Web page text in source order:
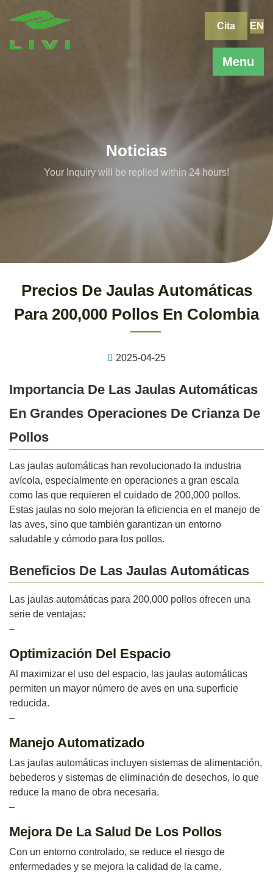
Menu
Cita EN
Noticias
Your Inquiry will be replied within 24 hours!
Precios De Jaulas Automáticas
Para 200,000 Pollos En Colombia
2025-04-25
Importancia De Las Jaulas Automáticas
En Grandes Operaciones De Crianza De
Pollos
Las jaulas automáticas han revolucionado la industria
avícola, especialmente en operaciones a gran escala
como las que requieren el cuidado de 200,000 pollos.
Estas jaulas no solo mejoran la eficiencia en el manejo de
las aves, sino que también garantizan un entorno
saludable y cómodo para los pollos.
Beneficios De Las Jaulas Automáticas
Las jaulas automáticas para 200,000 pollos ofrecen una
serie de ventajas:
–
Optimización Del Espacio
Al maximizar el uso del espacio, las jaulas automáticas
permiten un mayor número de aves en una superficie
reducida.
–
Manejo Automatizado
Las jaulas automáticas incluyen sistemas de alimentación,
bebederos y sistemas de eliminación de desechos, lo que
reduce la mano de obra necesaria.
–
Mejora De La Salud De Los Pollos
Con un entorno controlado, se reduce el riesgo de
enfermedades y se mejora la calidad de la carne.